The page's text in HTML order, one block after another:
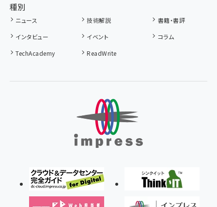
種別
ニュース 技術解説
書籍・書評
インタビュー
イベント
コラム
TechAcademy
ReadWrite